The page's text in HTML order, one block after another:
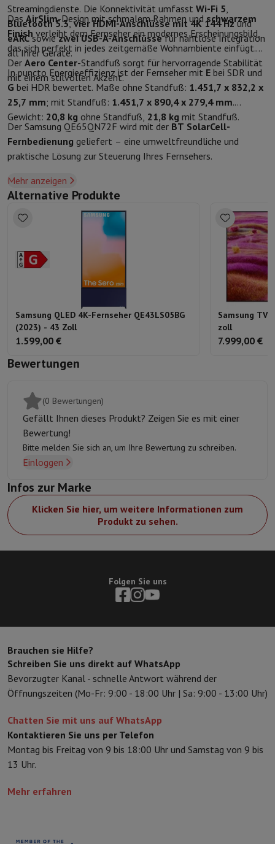
Streamingdienste. Die Konnektivität umfasst Wi-Fi 5,
Bluetooth 5.3,vier HDMI-Anschlüsse mit 4K 144 Hzund
eARCsowiezwei USB-A-Anschlüssefür nahtlose Integration
all Ihrer Geräte.
Das AirSlim-Design mit schmalem Rahmen undschwarzem
Finish verleiht dem Fernseher ein modernes Erscheinungsbild,
das sich perfekt in jedes zeitgemäße Wohnambiente einfügt.
Der Aero Center-Standfuß sorgt für hervorragende Stabilität
mit einem stilvollen Akzent.
In puncto Energieeffizienz ist der Fernseher mit E bei SDR und
G bei HDR bewertet. Maße ohne Standfuß: 1.451,7 x 832,2 x
25,7 mm; mit Standfuß: 1.451,7 x 890,4 x 279,4 mm.
Gewicht: 20,8 kg ohne Standfuß, 21,8 kg mit Standfuß.
Der Samsung QE65QN72F wird mit der BT SolarCell-
Fernbedienung geliefert – eine umweltfreundliche und
praktische Lösung zur Steuerung Ihres Fernsehers.
Mehr anzeigen
Alternative Produkte
Samsung QLED 4K-Fernseher QE43LS05BG
(2023) - 43 Zoll
1.599,00 €
Samsung TV
zoll
7.999,00 €
Bewertungen
(0 Bewertungen)
Gefällt Ihnen dieses Produkt? Zeigen Sie es mit einer
Bewertung!
Bitte melden Sie sich an, um Ihre Bewertung zu schreiben.
Einloggen
Infos zur Marke
Klicken Sie hier, um weitere Informationen zum
Produkt zu sehen.
Folgen Sie uns
Brauchen sie Hilfe?
Schreiben Sie uns direkt auf WhatsApp
Bevorzugter Kanal - schnelle Antwort während der
Öffnungszeiten (Mo-Fr: 9:00 - 18:00 Uhr | Sa: 9:00 - 13:00 Uhr)
Chatten Sie mit uns auf WhatsApp
Kontaktieren Sie uns per Telefon
Montag bis Freitag von 9 bis 18:00 Uhr und Samstag von 9 bis
13 Uhr.
Mehr erfahren